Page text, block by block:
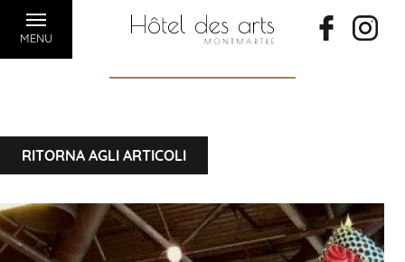
MENU
RITORNA AGLI ARTICOLI